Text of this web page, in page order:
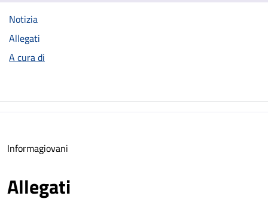
Notizia
Allegati
A cura di
Informagiovani
Allegati